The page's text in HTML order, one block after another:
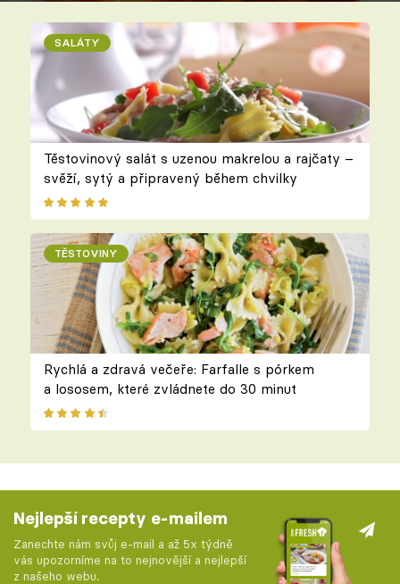
SALÁTY
Těstovinový salát s uzenou makrelou a rajčaty –
svěží, sytý a připravený během chvilky
TĚSTOVINY
Rychlá a zdravá večeře: Farfalle s pórkem
a lososem, které zvládnete do 30 minut
Nejlepší recepty e-mailem
Zanechte nám svůj e-mail a až 5x týdně
vás upozorníme na to nejnovější a nejlepší
z našeho webu.